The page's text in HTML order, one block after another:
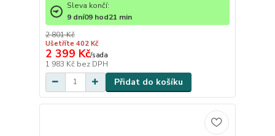
2 801 Kč
Ušetříte 402 Kč
2 399 Kč/sada
1 983 Kč bez DPH
Sleva končí:
9 dní09 hod21 min
Přidat do košíku